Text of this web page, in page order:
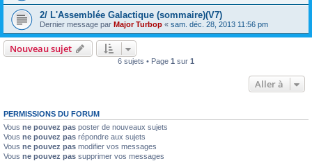
2/ L'Assemblée Galactique (sommaire)(V7)
Dernier message par Major Turbop « sam. déc. 28, 2013 11:56 pm
Nouveau sujet
6 sujets • Page 1 sur 1
Aller à
PERMISSIONS DU FORUM
Vous ne pouvez pas poster de nouveaux sujets
Vous ne pouvez pas répondre aux sujets
Vous ne pouvez pas modifier vos messages
Vous ne pouvez pas supprimer vos messages